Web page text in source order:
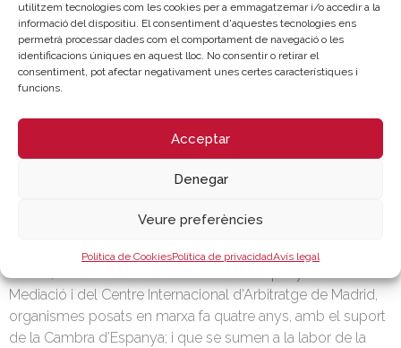
utilitzem tecnologies com les cookies per a emmagatzemar i/o accedir a la
informació del dispositiu. El consentiment d'aquestes tecnologies ens
permetrà processar dades com el comportament de navegació o les
identificacions úniques en aquest lloc. No consentir o retirar el
consentiment, pot afectar negativament unes certes característiques i
funcions.
Acceptar
Denegar
Veure preferències
Política de CookiesPolítica de privacidadAvís legal
cambres de comerç i les organitzacions empresarials”, ha
assegurat el president de Cambra d’Espanya, “ara, més que
mai, és imprescindible anar plegats”.
José Luis Bonet ha subratllat el treball realitzat per la
xarxa de cambres territorials i en l’exterior, “com a
instruments de transformació de les empreses i, amb elles,
del conjunt d’Espanya”, i ha repassat els objectius
formació, sostenibilitat, internacionalització, emprenedoria,
Mediació i del Centre Internacional d’Arbitratge de Madrid,
organismes posats en marxa fa quatre anys, amb el suport
de la Cambra d’Espanya; i que se sumen a la labor de la